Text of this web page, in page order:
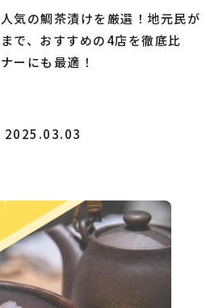
気の鯛茶漬けを厳選！地元民が
で、おすすめの4店を徹底比
ーにも最適！
2025.03.03